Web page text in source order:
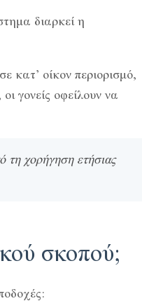
διαρκεί η
κατ’ οίκον περιορισμό,
γονείς οφείλουν να
τη χορήγηση ετήσιας
σκοπού;